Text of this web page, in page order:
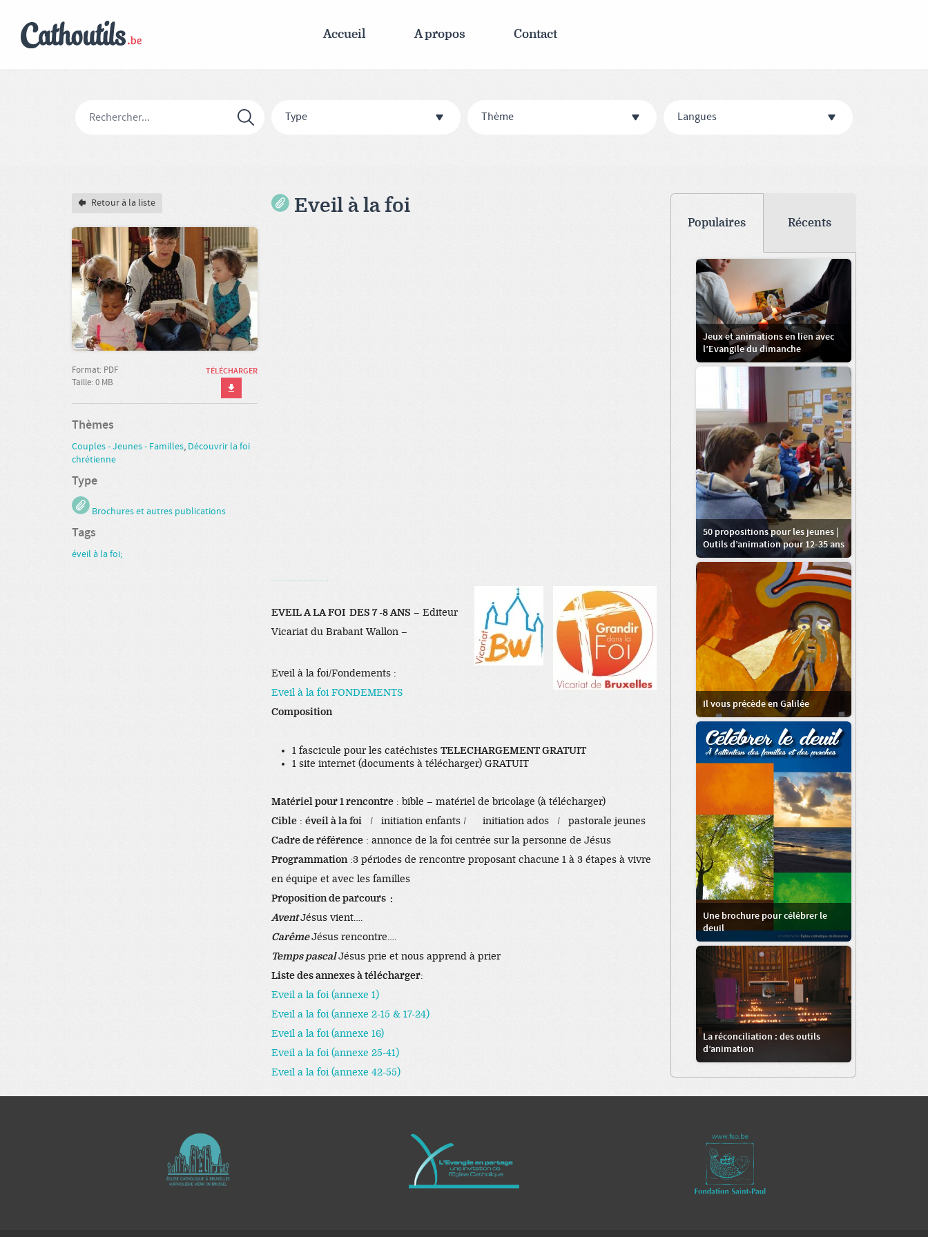
Accueil A propos Contact
Type Thème Langues
Eveil à la foi
EVEIL A LA FOI DES 7 -8 ANS – Editeur
Vicariat du Brabant Wallon –
Eveil à la foi/Fondements :
Eveil à la foi FONDEMENTS
Composition
1 fascicule pour les catéchistesTELECHARGEMENT GRATUIT
1 site internet (documents à télécharger) GRATUIT
Matériel pour 1 rencontre : bible – matériel de bricolage (à télécharger)
Cible :éveil à la foi / initiation enfants / initiation ados / pastorale jeunes
Cadre de référence : annonce de la foi centrée sur la personne de Jésus
Programmation:3 périodes de rencontre proposant chacune 1 à 3 étapes à vivre
en équipe et avec les familles
Proposition de parcours :
AventJésus vient….
CarêmeJésus rencontre….
Temps pascalJésus prie et nous apprend à prier
Liste des annexes à télécharger:
Eveil a la foi (annexe 1)
Eveil a la foi (annexe 2-15 & 17-24)
Eveil a la foi (annexe 16)
Eveil a la foi (annexe 25-41)
Eveil a la foi (annexe 42-55)
Retour à la liste
TÉLÉCHARGER
Format: PDF
Taille: 0 MB
Thèmes
Couples - Jeunes - Familles, Découvrir la foi
chrétienne
Type
Brochures et autres publications
Tags
éveil à la foi;
Populaires
Jeux et animations en lien avec
l’Evangile du dimanche
50 propositions pour les jeunes |
Outils d’animation pour 12-35 ans
Il vous précède en Galilée
Une brochure pour célébrer le
deuil
La réconciliation : des outils
d’animation
Récents